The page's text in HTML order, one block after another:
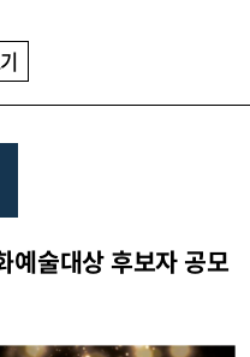
예술대상 후보자 공모